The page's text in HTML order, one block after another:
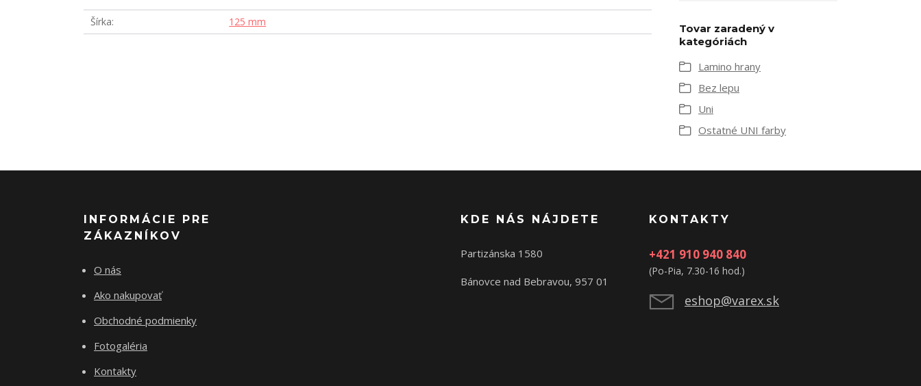
Šírka 125 mm
Tovar zaradený v
kategóriách
Lamino hrany
Bez lepu
Uni
Ostatné UNI farby
INFORMÁCIE PRE
ZÁKAZNÍKOV
O nás
Ako nakupovať
Obchodné podmienky
Fotogaléria
Kontakty
KDE NÁS NÁJDETE
Partizánska 1580
Bánovce nad Bebravou, 957 01
KONTAKTY
+421 910 940 840
(Po-Pia, 7.30-16 hod.)
eshop@varex.sk